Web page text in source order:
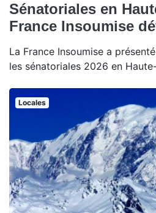
Sénatoriales en
France Insoumise
La France Insoumise a
les sénatoriales 2026 en
Locales